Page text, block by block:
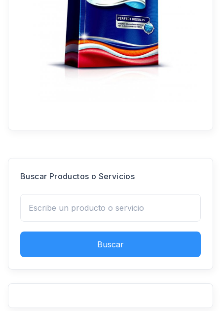
Buscar Productos o Servicios
Buscar